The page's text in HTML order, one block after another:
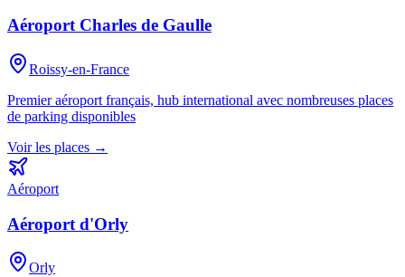
Aéroport Charles de Gaulle
Roissy-en-France
Premier aéroport français, hub international avec nombreuses places
de parking disponibles
Voir les places →
Aéroport
Aéroport d'Orly
Orly